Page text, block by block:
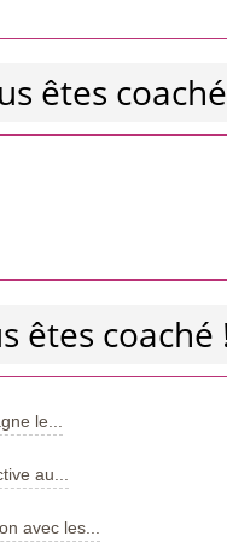
êtes
êtes coaché
le...
au...
avec les...